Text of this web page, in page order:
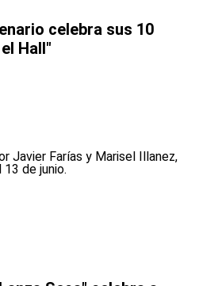
celebra sus 10
Hall"